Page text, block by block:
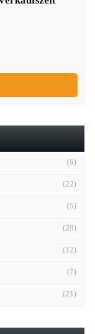
(6)
(22)
(5)
(28)
(12)
(7)
(21)